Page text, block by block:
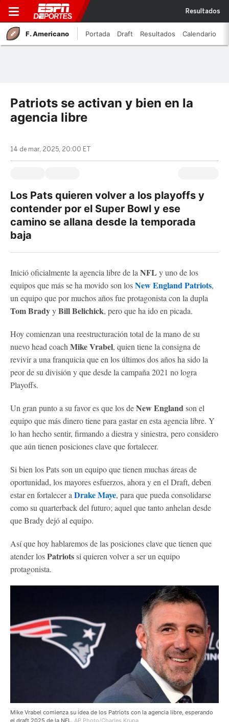
Resultados
F. Americano Portada Draft Resultados Calendario
Patriots se activan y bien en la
agencia libre
14 de mar, 2025, 20:00 ET
Los Pats quieren volver a los playoffs y
contender por el Super Bowl y ese
camino se allana desde la temporada
baja
Inició oficialmente la agencia libre de la NFL y uno de los
equipos que más se ha movido son losNew England Patriots,
un equipo que por muchos años fue protagonista con la dupla
Tom BradyyBill Belichick, pero que ha ido en picada.
Hoy comienzan una reestructuración total de la mano de su
nuevo head coach Mike Vrabel, quien tiene la consigna de
revivir a una franquicia que en los últimos dos años ha sido la
peor de su división y que desde la campaña 2021 no logra
Playoffs.
Un gran punto a su favor es que los deNew Englandson el
equipo que más dinero tiene para gastar en esta agencia libre. Y
lo han hecho sentir, firmando a diestra y siniestra, pero considero
que aún tienen posiciones clave que fortalecer.
Si bien los Pats son un equipo que tienen muchas áreas de
oportunidad, los mayores esfuerzos, ahora y en el Draft, deben
estar en fortalecer a Drake Maye, para que pueda consolidarse
como su quarterback del futuro; aquel que tanto anhelan desde
que Brady dejó al equipo.
Así que hoy hablaremos de las posiciones clave que tienen que
atender losPatriotssi quieren volver a ser un equipo
protagonista.
Mike Vrabel comienza su idea de los Patriots con la agencia libre, esperando
el draft 2025 de la NFL. AP Photo/Charles Krupa